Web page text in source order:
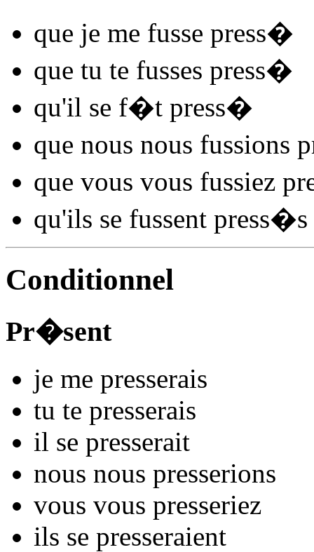
que je me fusse press�
que tu te fusses press�
qu'il se f�t press�
que nous nous fussions
que vous vous fussiez
qu'ils se fussent press�s
Conditionnel
Pr�sent
je me presserais
tu te presserais
il se presserait
nous nous presserions
vous vous presseriez
ils se presseraient